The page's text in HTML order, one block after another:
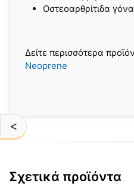
<
Οστεοαρθρίτιδα
Δείτε περισσότερα
Neoprene
Σχετικά προϊόντα